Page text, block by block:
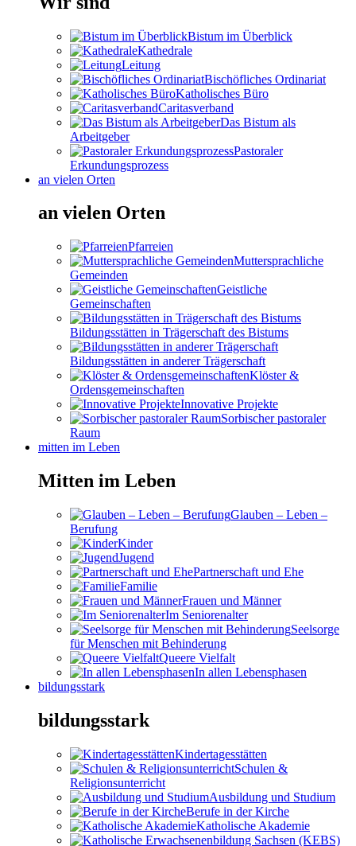
Bistum im Überblick
Kathedrale
Leitung
Bischöfliches Ordinariat
Katholisches Büro
Caritasverband
Das Bistum als
Arbeitgeber
Pastoraler
Erkundungsprozess
an vielen Orten
an vielen Orten
Pfarreien
Muttersprachliche
Gemeinden
Geistliche
Gemeinschaften
Bildungsstätten in Trägerschaft des Bistums
Bildungsstätten in anderer Trägerschaft
Klöster &
Ordensgemeinschaften
Innovative Projekte
Sorbischer pastoraler
Raum
mitten im Leben
Mitten im Leben
Glauben – Leben –
Berufung
Kinder
Jugend
Partnerschaft und Ehe
Familie
Frauen und Männer
Im Seniorenalter
Seelsorge
für Menschen mit Behinderung
Queere Vielfalt
In allen Lebensphasen
bildungsstark
bildungsstark
Kindertagesstätten
Schulen &
Religionsunterricht
Ausbildung und Studium
Berufe in der Kirche
Katholische Akademie